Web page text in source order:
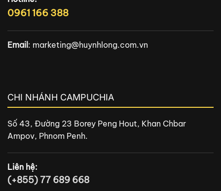
0961 166 388
Email: marketing@huynhlong.com.vn
CHI NHÁNH CAMPUCHIA
Số 43, Đường 23 Borey Peng Hout, Khan Chbar
Ampov, Phnom Penh.
Liên hệ:
(+855) 77 689 668